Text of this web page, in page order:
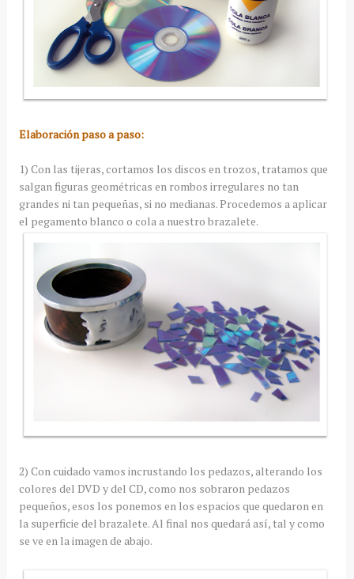
Elaboración paso a paso:
1) Con las tijeras, cortamos los discos en trozos, tratamos que
salgan figuras geométricas en rombos irregulares no tan
grandes ni tan pequeñas, si no medianas. Procedemos a aplicar
el pegamento blanco o cola a nuestro brazalete.
2) Con cuidado vamos incrustando los pedazos, alterando los
colores del DVD y del CD, como nos sobraron pedazos
pequeños, esos los ponemos en los espacios que quedaron en
la superficie del brazalete. Al final nos quedará así, tal y como
se ve en la imagen de abajo.